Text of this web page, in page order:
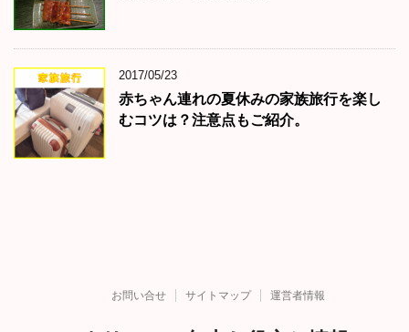
2017/05/23
赤ちゃん連れの夏休みの家族旅行を楽し
むコツは？注意点もご紹介。
お問い合せ サイトマップ 運営者情報